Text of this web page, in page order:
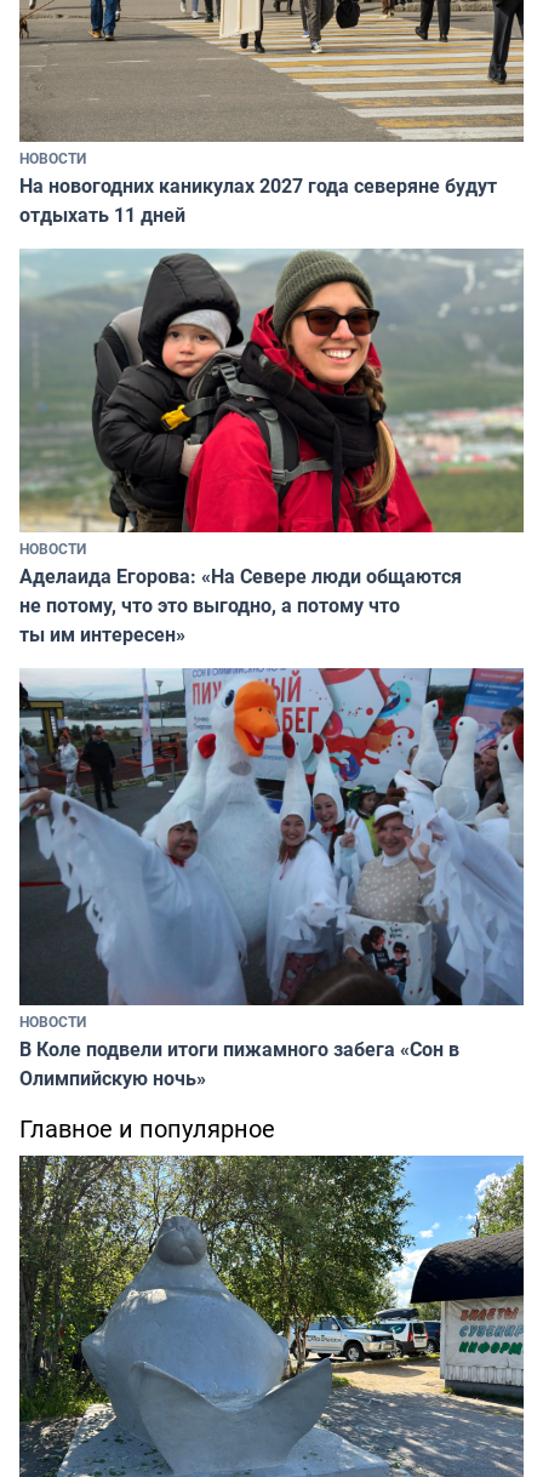
НОВОСТИ
На новогодних каникулах 2027 года северяне будут
отдыхать 11 дней
НОВОСТИ
Аделаида Егорова: «На Севере люди общаются
не потому, что это выгодно, а потому что
ты им интересен»
НОВОСТИ
В Коле подвели итоги пижамного забега «Сон в
Олимпийскую ночь»
Главное и популярное